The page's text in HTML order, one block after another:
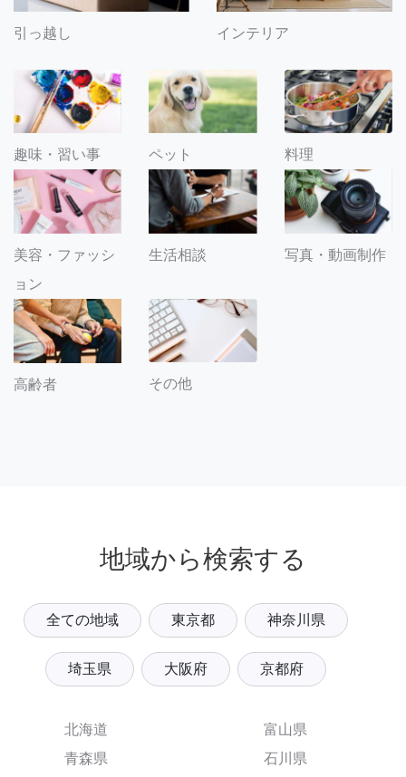
引っ越し インテリア
趣味・習い事 ペット 料理
美容・ファッシ
ョン
生活相談 写真・動画制作
高齢者 その他
地域から検索する
全ての地域 東京都 神奈川県
埼玉県 大阪府 京都府
北海道
青森県
富山県
石川県